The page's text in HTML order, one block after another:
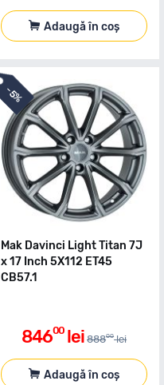
Adaugă în coș
-
5%
Mak Davinci Light Titan 7J
x 17 Inch 5X112 ET45
CB57.1
84600 lei 88800 lei
Adaugă în coș